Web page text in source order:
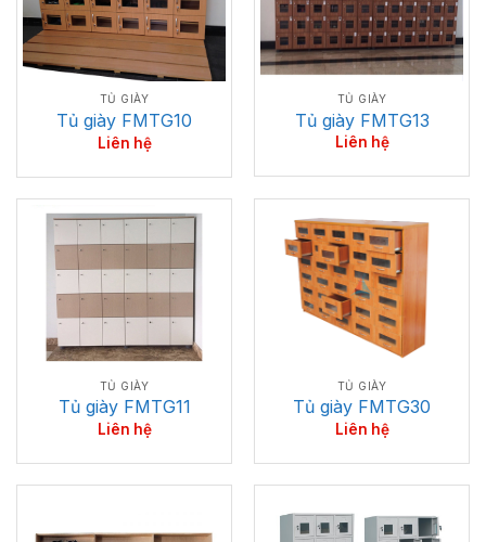
TỦ GIÀY
Tủ giày FMTG10
Liên hệ
TỦ GIÀY
Tủ giày FMTG13
Liên hệ
TỦ GIÀY
Tủ giày FMTG11
Liên hệ
TỦ GIÀY
Tủ giày FMTG30
Liên hệ